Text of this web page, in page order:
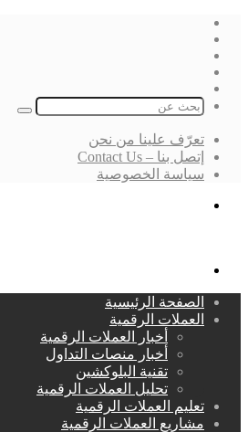
بحث
تعرّف علينا من نحن
إتصل بنا – Contact Us
سياسة الخصوصية
الصفحة الرئيسية
العملات الرقمية
أخبار العملات الرقمية
أخبار منصات التداول
تقنية البلوكشين
تحليل العملات الرقمية
تعليم العملات الرقمية
مشاريع العملات الرقمية